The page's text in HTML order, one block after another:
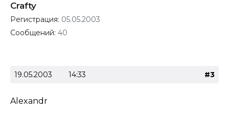
Crafty
Регистрация: 05.05.2003
Сообщений: 40
19.05.2003 14:33 #3
Alexandr